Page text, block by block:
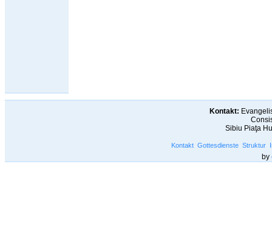
Kontakt:
Sibiu Piaţa
Kontakt Gottesdienste Struktur
by